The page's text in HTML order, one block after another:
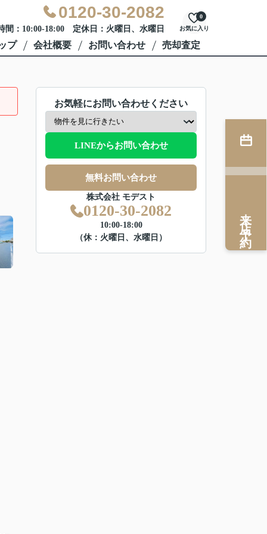
0120-30-2082
間：10:00-18:00 定休日：火曜日、水曜日 お気に入り
0
プ 会社概要 お問い合わせ 売却査定
お気軽にお問い合わせください
LINEからお問い合わせ
無料お問い合わせ
株式会社 モデスト
0120-30-2082
10:00-18:00
（休：火曜日、水曜日）
来店予約